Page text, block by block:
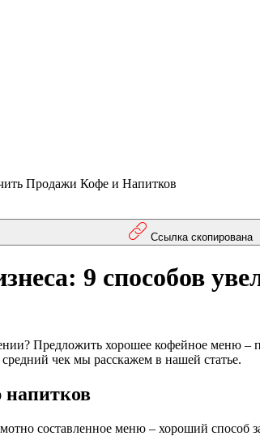
Продажи Кофе и Напитков
Ссылка скопирована
9 способов
Предложить хорошее кофейное меню
чек мы расскажем в нашей статье.
напитков
составленное меню – хороший способ